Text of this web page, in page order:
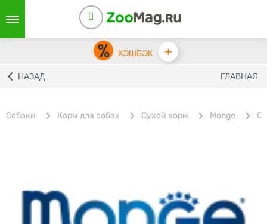
КЭШБЭК +
НАЗАД ГЛАВНАЯ
Собаки Корм для собак Сухой корм Monge